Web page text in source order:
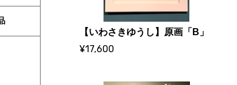
【いわさきゆうし】原画「B」
¥17,600